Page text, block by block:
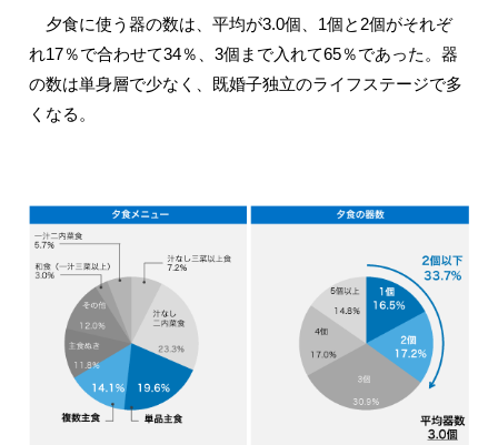
夕食に使う器の数は、平均が3.0個、1個と2個がそれぞ
れ17％で合わせて34％、3個まで入れて65％であった。器
の数は単身層で少なく、既婚子独立のライフステージで多
くなる。